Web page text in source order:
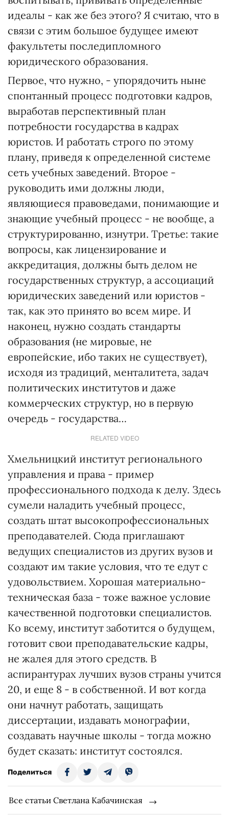
идеалы - как же без этого? Я считаю, что в
связи с этим большое будущее имеют
факультеты последипломного
юридического образования.
Первое, что нужно, - упорядочить ныне
спонтанный процесс подготовки кадров,
выработав перспективный план
потребности государства в кадрах
юристов. И работать строго по этому
плану, приведя к определенной системе
сеть учебных заведений. Второе -
руководить ими должны люди,
являющиеся правоведами, понимающие и
знающие учебный процесс - не вообще, а
структурированно, изнутри. Третье: такие
вопросы, как лицензирование и
аккредитация, должны быть делом не
государственных структур, а ассоциаций
юридических заведений или юристов -
так, как это принято во всем мире. И
наконец, нужно создать стандарты
образования (не мировые, не
европейские, ибо таких не существует),
исходя из традиций, менталитета, задач
политических институтов и даже
коммерческих структур, но в первую
очередь - государства…
RELATED VIDEO
Хмельницкий институт регионального
управления и права - пример
профессионального подхода к делу. Здесь
сумели наладить учебный процесс,
создать штат высокопрофессиональных
преподавателей. Сюда приглашают
ведущих специалистов из других вузов и
создают им такие условия, что те едут с
удовольствием. Хорошая материально-
техническая база - тоже важное условие
качественной подготовки специалистов.
Ко всему, институт заботится о будущем,
готовит свои преподавательские кадры,
не жалея для этого средств. В
аспирантурах лучших вузов страны учится
20, и еще 8 - в собственной. И вот когда
они начнут работать, защищать
диссертации, издавать монографии,
создавать научные школы - тогда можно
будет сказать: институт состоялся.
Поделиться
Все статьи Светлана Кабачинская